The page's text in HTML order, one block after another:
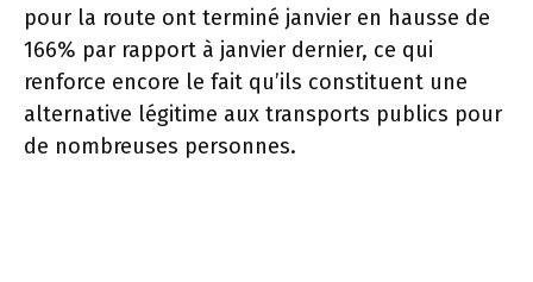
pour la route ont terminé janvier en hausse de
166% par rapport à janvier dernier, ce qui
renforce encore le fait qu’ils constituent une
alternative légitime aux transports publics pour
de nombreuses personnes.